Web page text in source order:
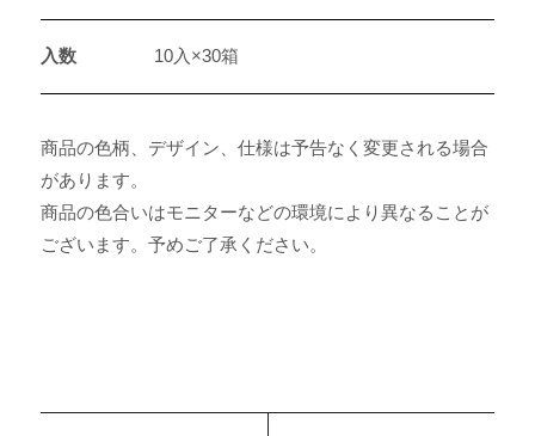
入数 10入×30箱
商品の色柄、デザイン、仕様は予告なく変更される場合
があります。
商品の色合いはモニターなどの環境により異なることが
ございます。予めご了承ください。